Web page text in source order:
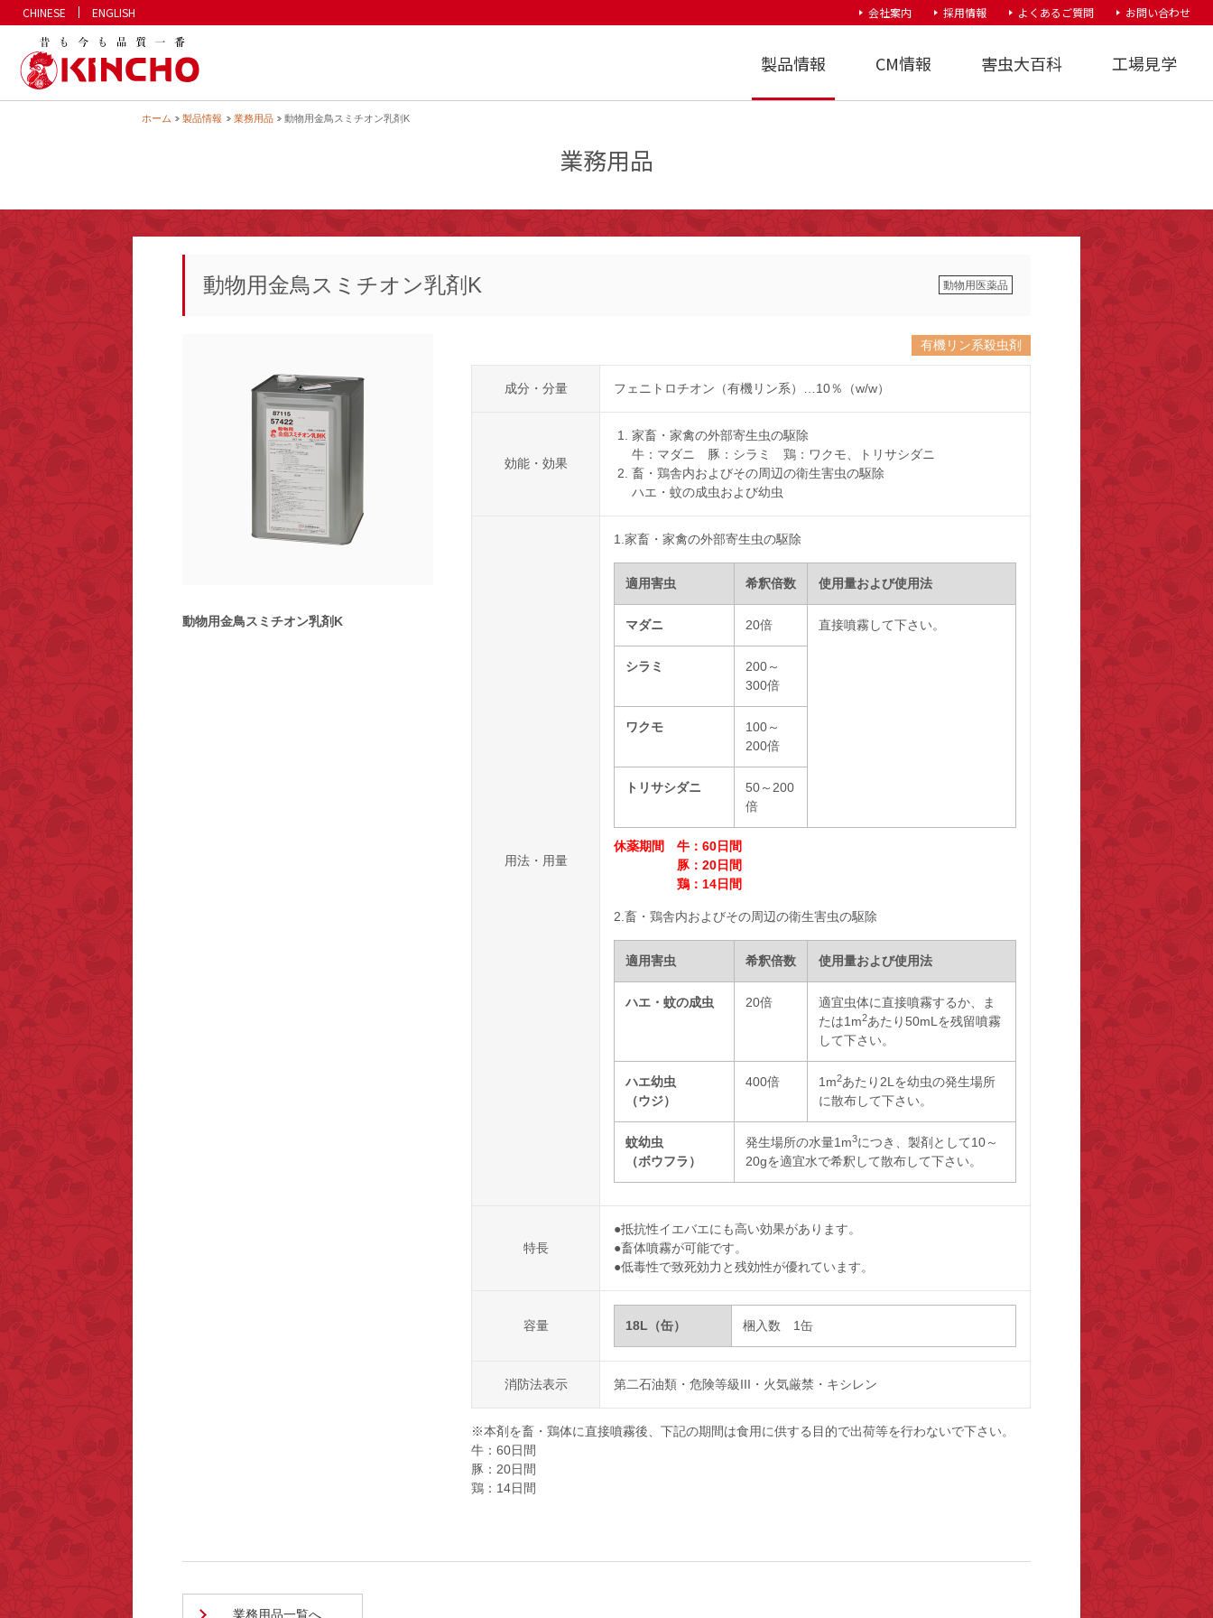
会社案内 採用情報 よくあるご質問 お問い合わせ
CHINESE ENGLISH
製品情報 CM情報 害虫大百科 工場見学
ホーム 製品情報 業務用品 動物用金鳥スミチオン乳剤K
業務用品
動物用金鳥スミチオン乳剤K 動物用医薬品
動物用金鳥スミチオン乳剤K
有機リン系殺虫剤
成分・分量 フェニトロチオン（有機リン系）…10％（w/w）
効能・効果
家畜・家禽の外部寄生虫の駆除
牛：マダニ 豚：シラミ 鶏：ワクモ、トリサシダニ
畜・鶏舎内およびその周辺の衛生害虫の駆除
ハエ・蚊の成虫および幼虫
用法・用量
1.家畜・家禽の外部寄生虫の駆除
適用害虫 希釈倍数 使用量および使用法
マダニ 20倍 直接噴霧して下さい。
シラミ
200～
300倍
ワクモ
100～
200倍
トリサシダニ
50～200
倍
休薬期間 牛：
豚：
鶏：
60日間
20日間
14日間
2.畜・鶏舎内およびその周辺の衛生害虫の駆除
適用害虫 希釈倍数 使用量および使用法
ハエ・蚊の成虫 20倍
適宜虫体に直接噴霧するか、ま
たは1m2あたり50mLを残留噴霧
して下さい。
ハエ幼虫
（ウジ）
400倍 1m2あたり2Lを幼虫の発生場所
に散布して下さい。
蚊幼虫
（ボウフラ）
発生場所の水量1m3につき、製剤として10～
20gを適宜水で希釈して散布して下さい。
特長
●抵抗性イエバエにも高い効果があります。
●畜体噴霧が可能です。
●低毒性で致死効力と残効性が優れています。
容量 18L（缶） 梱入数 1缶
消防法表示 第二石油類・危険等級III・火気厳禁・キシレン
※本剤を畜・鶏体に直接噴霧後、下記の期間は食用に供する目的で出荷等を行わないで下さい。
牛：60日間
豚：20日間
鶏：14日間
業務用品一覧へ